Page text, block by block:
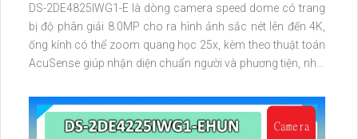
DS-2DE4825IWG1-E là dòng camera speed dome có trang
bị độ phân giải 8.0MP cho ra hình ảnh sắc nét lên đến 4K,
ống kính có thể zoom quang học 25x, kèm theo thuật toán
AcuSense giúp nhận diện chuẩn người và phương tiện, nhìn